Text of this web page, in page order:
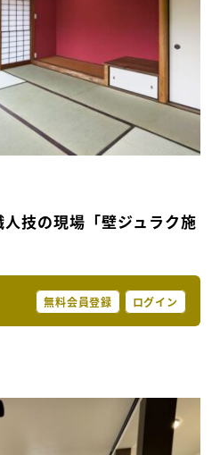
技の現場「壁ジュラク施
無料会員登録 ログイン